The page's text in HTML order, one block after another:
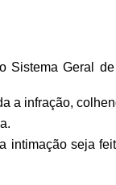
Sistema Geral
a infração,
intimação seja